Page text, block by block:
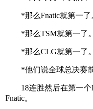
*那么Fnatic就第一了
*那么TSM就第一了。
*那么CLG就第一了。
*他们说全球总决赛前
18连胜然后在第一个
Fnatic。